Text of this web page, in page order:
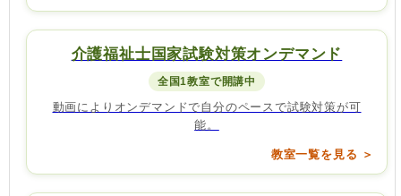
介護福祉士国家試験対策オンデマンド
全国1教室で開講中
動画によりオンデマンドで自分のペースで試験対策が可
能。
教室一覧を見る ＞